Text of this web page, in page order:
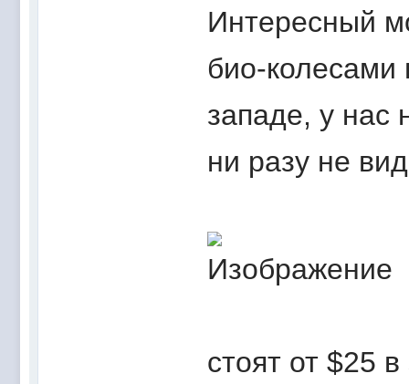
Интересный
био-колесами
западе, у нас
ни разу не
стоят от $25